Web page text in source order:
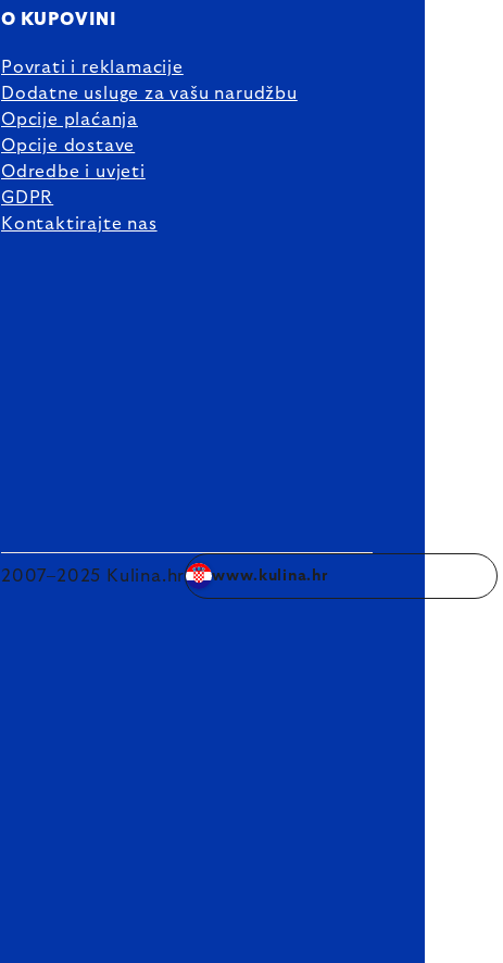
O KUPOVINI
Povrati i reklamacije
Dodatne usluge za vašu narudžbu
Opcije plaćanja
Opcije dostave
Odredbe i uvjeti
GDPR
Kontaktirajte nas
2007–2025 Kulina.hr www.kulina.hr